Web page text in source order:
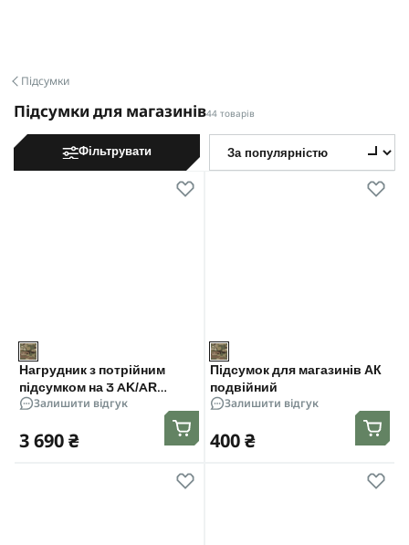
Підсумки
Підсумки для магазинів44 товарів
Фільтрувати
Нагрудник з потрійним
підсумком на 3 AK/AR
Helikon Chicom Chest Rig,
Залишити відгук
3 690 ₴
Підсумок для магазинів АК
подвійний
Залишити відгук
400 ₴